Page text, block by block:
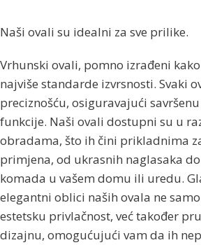
Naši ovali su idealni za sve prilike.
Vrhunski ovali, pomno izrađeni
najviše standarde izvrsnosti. Svaki
preciznošću, osiguravajući
funkcije. Naši ovali dostupni su u
obradama, što ih čini prikladnima
primjena, od ukrasnih naglasaka
komada u vašem domu ili uredu.
elegantni oblici naših ovala ne
estetsku privlačnost, već također
dizajnu, omogućujući vam da ih